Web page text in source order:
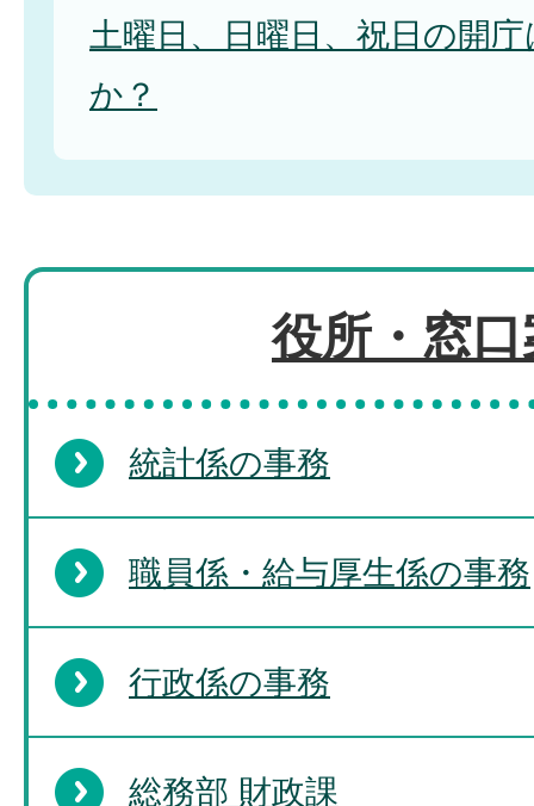
土曜日、日曜日、祝日の開
か？
役所・窓
統計係の事務
職員係・給与厚生係の事務
行政係の事務
総務部 財政課